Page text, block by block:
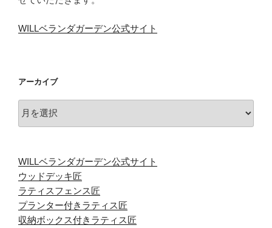
WILLベランダガーデン公式サイト
アーカイブ
ー
ブ
WILLベランダガーデン公式サイト
ウッドデッキ匠
ラティスフェンス匠
プランター付きラティス匠
収納ボックス付きラティス匠